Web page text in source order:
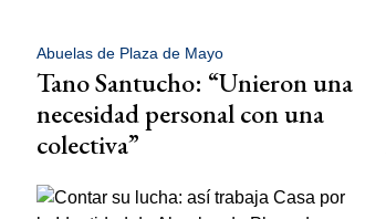
Abuelas de Plaza de Mayo
Tano Santucho: “Unieron una
necesidad personal con una
colectiva”